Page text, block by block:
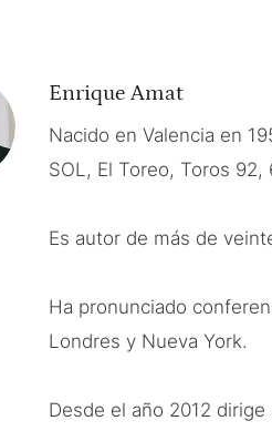
Enrique Amat
Nacido en Valencia en
SOL, El Toreo, Toros 92,
Es autor de más de
Ha pronunciado
Londres y Nueva York.
Desde el año 2012